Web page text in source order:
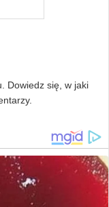
Dowiedz się, w jaki